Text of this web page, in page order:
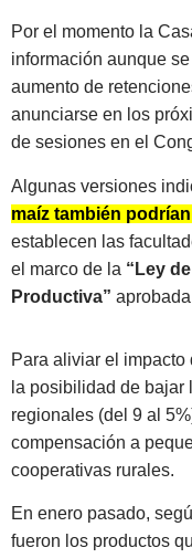
Por el momento la
información aunque
aumento de
anunciarse en los
de sesiones en el
Algunas versiones
maíz también
establecen las
el marco de la “Ley
Productiva”
Para aliviar el
la posibilidad de
regionales (del 9 al
compensación a
cooperativas rurales.
En enero pasado,
fueron los productos